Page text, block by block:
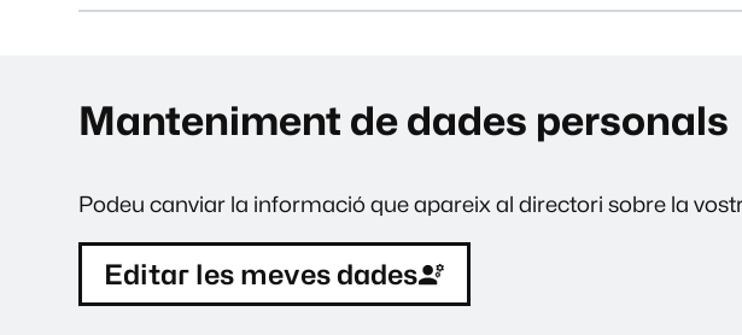
Manteniment de dades personals
Podeu canviar la informació que apareix al directori sobre la
Editar les meves dades